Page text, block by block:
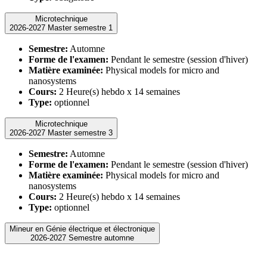
Microtechnique
2026-2027 Master semestre 1
Semestre: Automne
Forme de l'examen: Pendant le semestre (session d'hiver)
Matière examinée: Physical models for micro and
nanosystems
Cours: 2 Heure(s) hebdo x 14 semaines
Type: optionnel
Microtechnique
2026-2027 Master semestre 3
Semestre: Automne
Forme de l'examen: Pendant le semestre (session d'hiver)
Matière examinée: Physical models for micro and
nanosystems
Cours: 2 Heure(s) hebdo x 14 semaines
Type: optionnel
Mineur en Génie électrique et électronique
2026-2027 Semestre automne